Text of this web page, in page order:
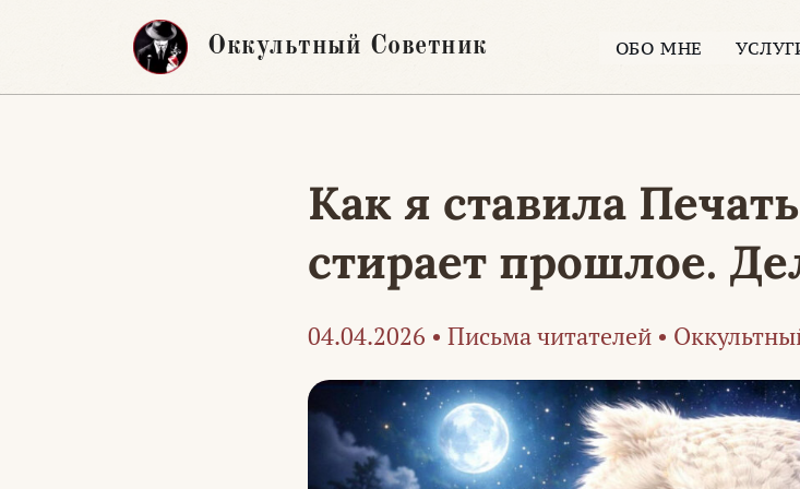
Оккультный Советник ОБО МНЕ
Как я ставила
стирает прошлое.
04.04.2026 • Письма читателей •